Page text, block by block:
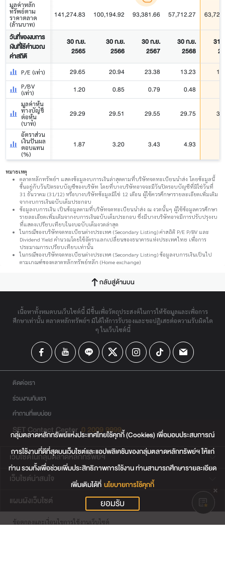
มูลค่าหลัก
ทรัพย์ตาม
ราคาตลาด
(ล้านบาท)
141,274.83 100,194.92 93,381.66 57,712.27
วันที่ของงบการ
เงินที่ใช้คำนวณ
ค่าสถิติ
30 ก.ย.
2565
30 ก.ย.
2566
30 ก.ย.
2567
30 ก.ย.
2568
31
P/E (เท่า) 29.65 20.94 23.38 13.23
P/BV
(เท่า)
1.20 0.85 0.79 0.48
มูลค่าหุ้น
ทางบัญชี
ต่อหุ้น
(บาท)
29.29 29.51 29.55 29.75
อัตราส่วน
เงินปันผล
ตอบแทน
(%)
1.87 3.20 3.43 4.93
หมายเหตุ
ตลาดหลักทรัพย์ฯ แสดงข้อมูลงบการเงินล่าสุดตามที่บริษัทจดทะเบียนนำส่ง โดยข้อมูลนี้
ขึ้นอยู่กับวันปิดรอบบัญชีของบริษัท โดยที่บางบริษัทอาจจะมีวันปิดรอบบัญชีที่มิใช่วันที่
31 ธันวาคม (31/12) หรือบางบริษัทข้อมูลมิใช่ 12 เดือน ผู้ใช้ควรศึกษารายละเอียดเพิ่มเติม
จากงบการเงินฉบับเต็มประกอบ
ข้อมูลงบการเงิน เป็นข้อมูลตามที่บริษัทจดทะเบียนนำส่ง ณ งวดนั้นๆ ผู้ใช้ข้อมูลควรศึกษา
รายละเอียดเพิ่มเติมจากงบการเงินฉบับเต็มประกอบ ซึ่งมีบางบริษัทอาจมีการปรับปรุงงบ
ที่แสดงเปรียบเทียบในงบฉบับเต็มงวดล่าสุด
ในกรณีของบริษัทจดทะเบียนต่างประเทศ (Secondary Listing) ค่าสถิติ P/E P/BV และ
Dividend Yield คำนวณโดยใช้อัตราแลกเปลี่ยนของธนาคารแห่งประเทศไทย เพื่อการ
ประมาณการเปรียบเทียบเท่านั้น
ในกรณีของบริษัทจดทะเบียนต่างประเทศ (Secondary Listing) ข้อมูลงบการเงินเป็นไป
ตามเกณฑ์ของตลาดหลักทรัพย์หลัก (Home exchange)
กลับสู่ด้านบน
เนื้อหาทั้งหมดบนเว็บไซต์นี้ มีขึ้นเพื่อวัตถุประสงค์ในการให้ข้อมูลและเพื่อการ
ศึกษาเท่านั้น ตลาดหลักทรัพย์ฯ มิได้ให้การรับรองและขอปฏิเสธต่อความรับผิดใด
ๆ ในเว็บไซต์นี้
ติดต่อเรา
ร่วมงานกับเรา
คำถามที่พบบ่อย
SET Contact Center 0 2009 9999
เว็บไซต์ในกลุ่มตลาดหลักทรัพย์ฯ
เว็บไซต์น่าสนใจ
แผนผังเว็บไซต์
ข้อตกลงและเงื่อนไขการใช้งานเว็บไซต์
กลุ่มตลาดหลักทรัพย์แห่งประเทศไทยใช้คุกกี้ (Cookies) เพื่อมอบประสบการณ์
การใช้งานที่ดีที่สุดบนเว็บไซต์และแอปพลิเคชันของกลุ่มตลาดหลักทรัพย์ฯ ให้แก่
ท่าน รวมทั้งเพื่อช่วยเพิ่มประสิทธิภาพการใช้งาน ท่านสามารถศึกษารายละเอียด
เพิ่มเติมได้ที่ นโยบายการใช้คุกกี้
ยอมรับ